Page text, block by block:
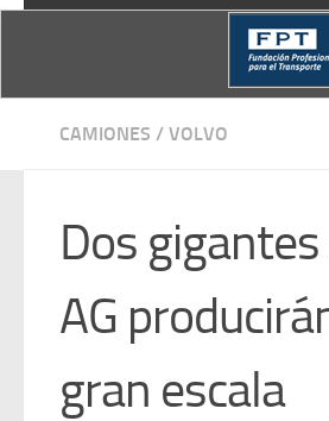
CAMIONES / VOLVO
Dos
AG
gran escala